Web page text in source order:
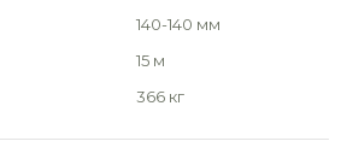
140-140 мм
15 м
366 кг